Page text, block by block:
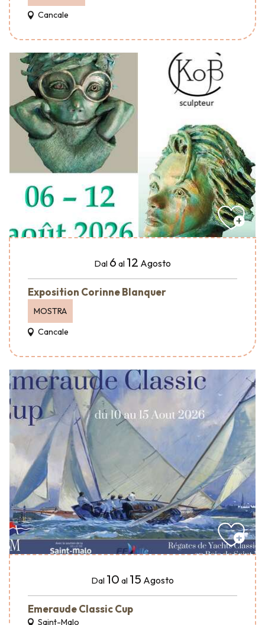
Cancale
Dal 6 al 12 Agosto
Exposition Corinne Blanquer
MOSTRA
Cancale
Dal 10 al 15 Agosto
Emeraude Classic Cup
Saint-Malo